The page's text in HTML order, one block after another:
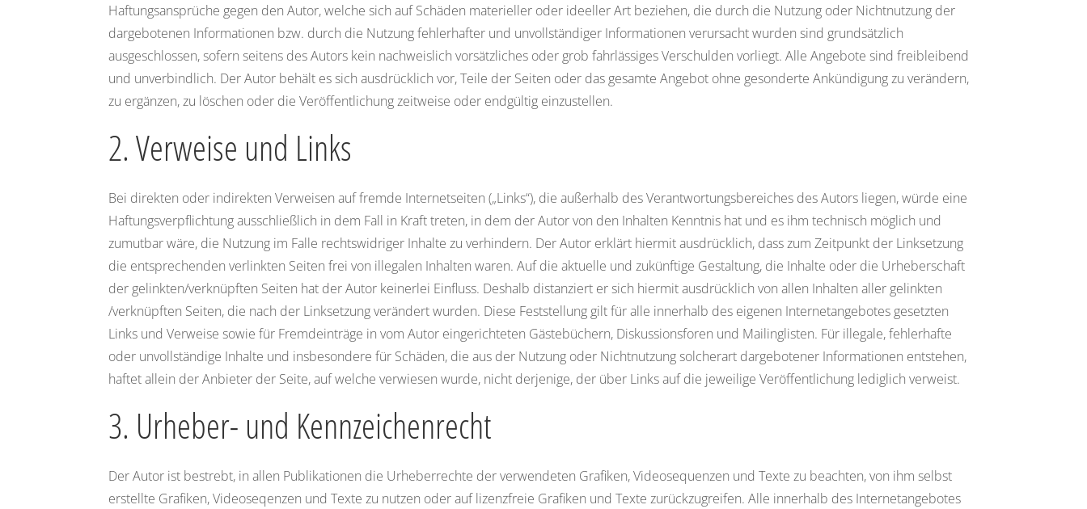
Haftungsansprüche gegen den Autor, welche sich auf Schäden materieller oder ideeller Art beziehen, die durch die Nutzung oder Nichtnutzung der
dargebotenen Informationen bzw. durch die Nutzung fehlerhafter und unvollständiger Informationen verursacht wurden sind grundsätzlich
ausgeschlossen, sofern seitens des Autors kein nachweislich vorsätzliches oder grob fahrlässiges Verschulden vorliegt. Alle Angebote sind freibleibend
und unverbindlich. Der Autor behält es sich ausdrücklich vor, Teile der Seiten oder das gesamte Angebot ohne gesonderte Ankündigung zu verändern,
zu ergänzen, zu löschen oder die Veröffentlichung zeitweise oder endgültig einzustellen.
2. Verweise und Links
Bei direkten oder indirekten Verweisen auf fremde Internetseiten („Links“), die außerhalb des Verantwortungsbereiches des Autors liegen, würde eine
Haftungsverpflichtung ausschließlich in dem Fall in Kraft treten, in dem der Autor von den Inhalten Kenntnis hat und es ihm technisch möglich und
zumutbar wäre, die Nutzung im Falle rechtswidriger Inhalte zu verhindern. Der Autor erklärt hiermit ausdrücklich, dass zum Zeitpunkt der Linksetzung
die entsprechenden verlinkten Seiten frei von illegalen Inhalten waren. Auf die aktuelle und zukünftige Gestaltung, die Inhalte oder die Urheberschaft
der gelinkten/verknüpften Seiten hat der Autor keinerlei Einfluss. Deshalb distanziert er sich hiermit ausdrücklich von allen Inhalten aller gelinkten
/verknüpften Seiten, die nach der Linksetzung verändert wurden. Diese Feststellung gilt für alle innerhalb des eigenen Internetangebotes gesetzten
Links und Verweise sowie für Fremdeinträge in vom Autor eingerichteten Gästebüchern, Diskussionsforen und Mailinglisten. Für illegale, fehlerhafte
oder unvollständige Inhalte und insbesondere für Schäden, die aus der Nutzung oder Nichtnutzung solcherart dargebotener Informationen entstehen,
haftet allein der Anbieter der Seite, auf welche verwiesen wurde, nicht derjenige, der über Links auf die jeweilige Veröffentlichung lediglich verweist.
3. Urheber- und Kennzeichenrecht
Der Autor ist bestrebt, in allen Publikationen die Urheberrechte der verwendeten Grafiken, Videosequenzen und Texte zu beachten, von ihm selbst
erstellte Grafiken, Videoseqenzen und Texte zu nutzen oder auf lizenzfreie Grafiken und Texte zurückzugreifen. Alle innerhalb des Internetangebotes